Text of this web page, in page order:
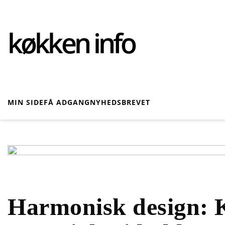
køkken info
MIN SIDEFÅ ADGANGNYHEDSBREVET
Harmonisk design: